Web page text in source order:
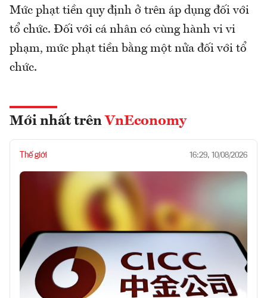
Mức phạt tiền quy định ở trên áp dụng đối với
tổ chức. Đối với cá nhân có cùng hành vi vi
phạm, mức phạt tiền bằng một nửa đối với tổ
chức.
Mới nhất trên VnEconomy
Thế giới 16:29, 10/08/2026